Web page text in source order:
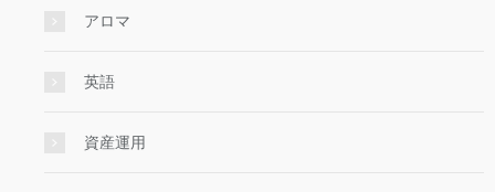
アロマ
英語
資産運用